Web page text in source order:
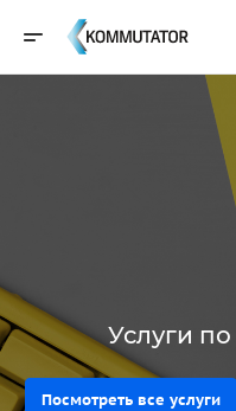
Услуги
Посмотреть все услуги